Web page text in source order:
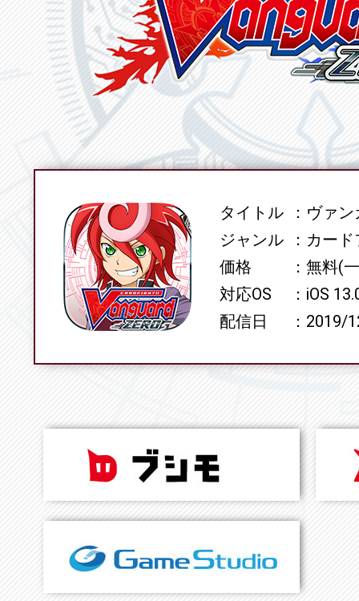
SPECタイトル
ヴァン
ジャンル
カード
価格
無料(
対応OS
iOS
配信日
2019/